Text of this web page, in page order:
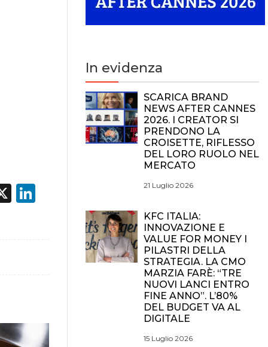
X LinkedIn
In evidenza
SCARICA BRAND
NEWS AFTER CANNES
2026. I CREATOR SI
PRENDONO LA
CROISETTE, RIFLESSO
DEL LORO RUOLO NEL
MERCATO
21 Luglio 2026
KFC ITALIA:
INNOVAZIONE E
VALUE FOR MONEY I
PILASTRI DELLA
STRATEGIA. LA CMO
MARZIA FARÈ: “TRE
NUOVI LANCI ENTRO
FINE ANNO”. L’80%
DEL BUDGET VA AL
DIGITALE
15 Luglio 2026